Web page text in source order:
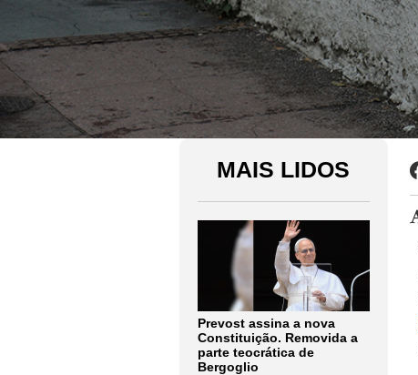
MAIS LIDOS
Prevost assina a nova
Constituição. Removida a
parte teocrática de
Bergoglio